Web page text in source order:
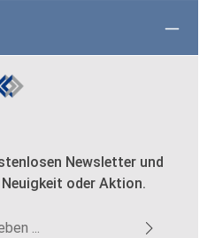
Newsletter und
oder Aktion.